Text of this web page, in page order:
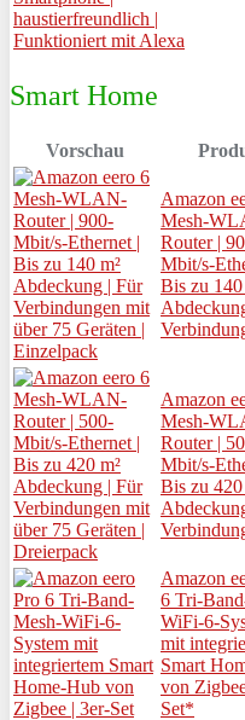
Smart Home
Vorschau
Amazon
Mesh-
Router |
Mbit/s-
Bis zu 140
Amazon
Mesh-
Router |
Mbit/s-
Bis zu 420
Amazon
6 Tri-
WiFi-6-
mit
Smart
von
Set*